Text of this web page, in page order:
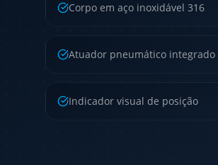
Corpo em aço inoxidável 316
Atuador pneumático integrado
Indicador visual de posição